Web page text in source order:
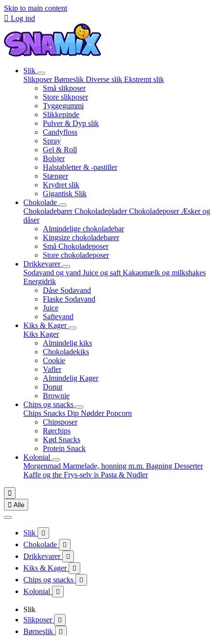
Skip to main content
 Log ind
Slik
SlikposerBørneslik Diverse slik Ekstremt slik
Små slikposer
Store slikposer
Tyggegummi
Slikkepinde
Pulver & Dyp slik
Candyfloss
Spray
Gel & Roll
Bolsjer
Halstabletter & -pastiller
Stænger
Krydret slik
Gigantisk Slik
Chokolade
ChokoladebarerChokoladepladerChokoladeposer Æsker og
dåser
Almindelige chokoladebar
Kingsize chokoladebarer
Små Chokoladeposer
Store chokoladeposer
Drikkevarer
Sodavand og vand Juice og saft Kakaomælk og milkshakes
Energidrik
Dåse Sodavand
Flaske Sodavand
Juice
Saftevand
Kiks & Kager
Kiks Kager
Almindelig kiks
Chokoladekiks
Cookie
Vafler
Almindelig Kager
Donut
Brownie
Chips og snacks
Chips Snacks Dip NødderPopcorn
Chipsposer
Rørchips
Kød Snacks
Protein Snack
Kolonial
Morgenmad Marmelade, honning m.m. Bagning Desserter
Kaffe og the Frys-selv is Pasta & Nudler

 Alle
Slik 
Chokolade 
Drikkevarer 
Kiks & Kager 
Chips og snacks 
Kolonial 
Slik
Slikposer

Børneslik 